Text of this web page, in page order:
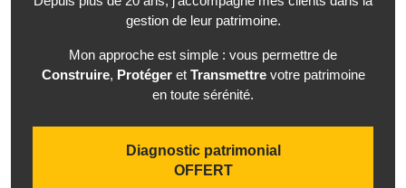
gestion de leur patrimoine.
Mon approche est simple : vous permettre de
Construire, Protégeret Transmettrevotre patrimoine
en toute sérénité.
Diagnostic patrimonial
OFFERT